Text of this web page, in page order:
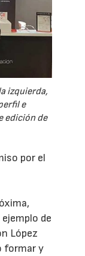
izquierda,
e
edición de
por el
de
López
formar y